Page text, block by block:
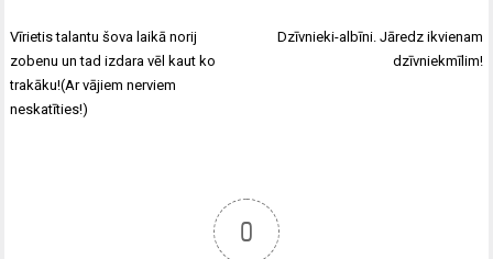
Vīrietis talantu šova laikā norij
zobenu un tad izdara vēl kaut ko
trakāku!(Ar vājiem nerviem
neskatīties!)
Dzīvnieki-albīni. Jāredz ikvienam
dzīvniekmīlim!
0